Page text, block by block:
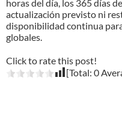
horas del día, los 365 días
actualización previsto ni
disponibilidad continua
globales.
Click to rate this post!
[Total: 0